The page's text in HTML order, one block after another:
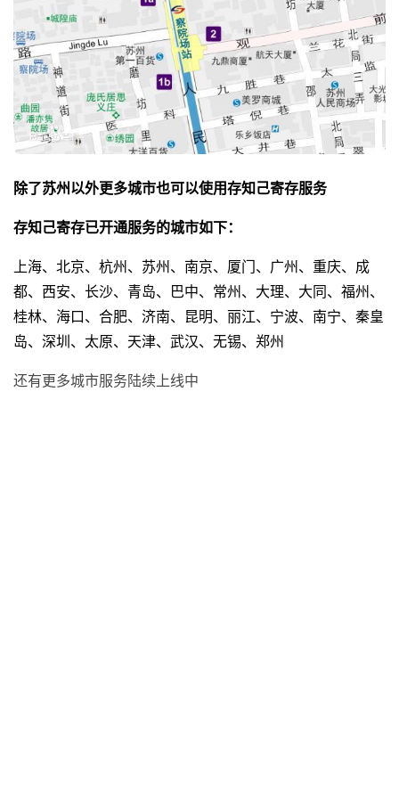
除了苏州以外更多城市也可以使用存知己寄存服务
存知己寄存已开通服务的城市如下：
上海、北京、杭州、苏州、南京、厦门、广州、重庆、成
都、西安、长沙、青岛、巴中、常州、大理、大同、福州、
桂林、海口、合肥、济南、昆明、丽江、宁波、南宁、秦皇
岛、深圳、太原、天津、武汉、无锡、郑州
还有更多城市服务陆续上线中